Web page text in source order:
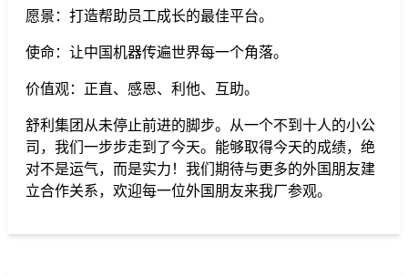
愿景：打造帮助员工成长的最佳平台。
使命：让中国机器传遍世界每一个角落。
价值观：正直、感恩、利他、互助。
舒利集团从未停止前进的脚步。从一个不到十人的小公
司，我们一步步走到了今天。能够取得今天的成绩，绝
对不是运气，而是实力！我们期待与更多的外国朋友建
立合作关系，欢迎每一位外国朋友来我厂参观。